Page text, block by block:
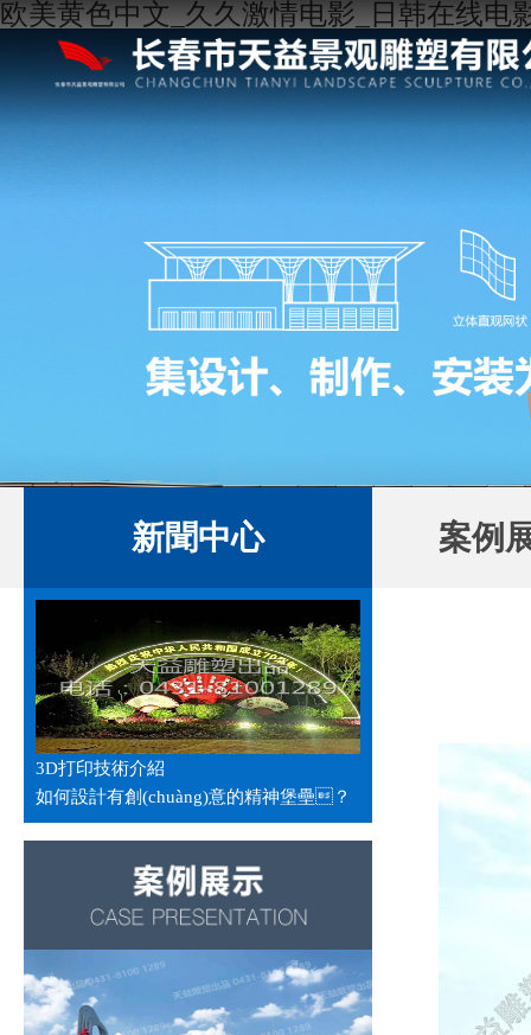
欧美黄色中文_久久激情电影_日韩在线电
新聞中心
3D打印技術介紹
如何設計有創(chuàng)意的精神堡壘？
案例